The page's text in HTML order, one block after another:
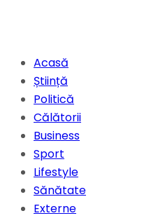
Acasă
Știință
Politică
Călătorii
Business
Sport
Lifestyle
Sănătate
Externe